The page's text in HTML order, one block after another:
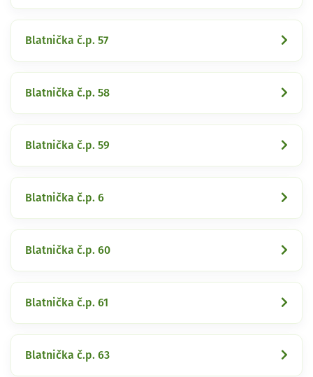
Blatnička č.p. 57
Blatnička č.p. 58
Blatnička č.p. 59
Blatnička č.p. 6
Blatnička č.p. 60
Blatnička č.p. 61
Blatnička č.p. 63